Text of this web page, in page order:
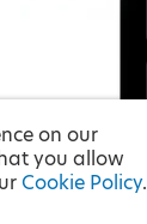
on our
you allow
Cookie Policy.